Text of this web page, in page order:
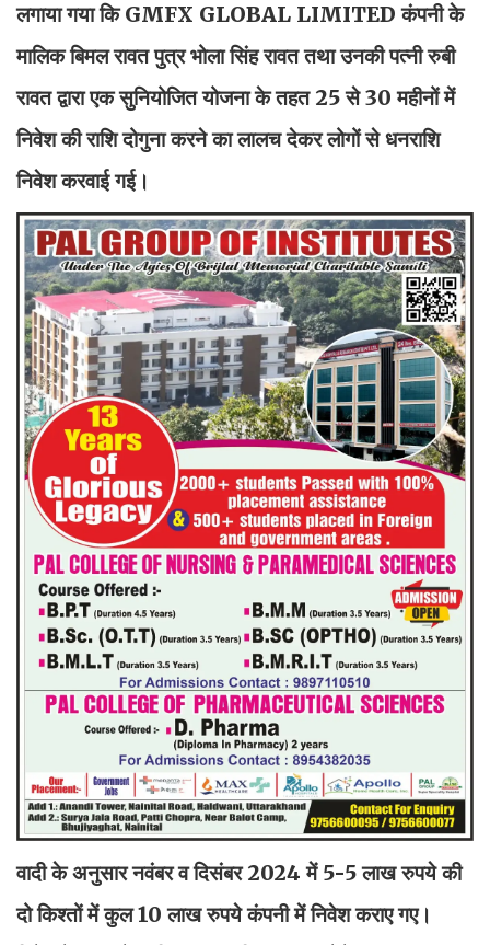
लगाया गया कि GMFX GLOBAL LIMITED कंपनी के
मालिक बिमल रावत पुत्र भोला सिंह रावत तथा उनकी पत्नी रुबी
रावत द्वारा एक सुनियोजित योजना के तहत 25 से 30 महीनों में
निवेश की राशि दोगुना करने का लालच देकर लोगों से धनराशि
निवेश करवाई गई।
वादी के अनुसार नवंबर व दिसंबर 2024 में 5-5 लाख रुपये की
दो किश्तों में कुल 10 लाख रुपये कंपनी में निवेश कराए गए।